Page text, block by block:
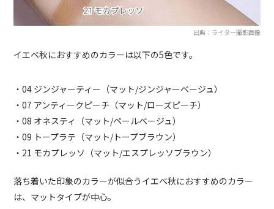
出典：ライター撮影画像
イエベ秋におすすめのカラーは以下の5色です。
・04 ジンジャーティー（マット/ジンジャーベージュ）
・07 アンティークピーチ（マット/ローズピーチ）
・08 オネスティ（マット/ペールベージュ）
・09 トープラテ（マット/トープブラウン）
・21 モカプレッソ（マット/エスプレッソブラウン）
落ち着いた印象のカラーが似合うイエベ秋におすすめのカラー
は、マットタイプが中心。